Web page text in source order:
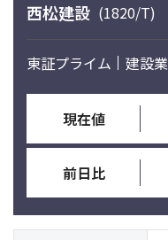
西松建設 (1820/T)
東証プライム 建設業
現在値
前日比